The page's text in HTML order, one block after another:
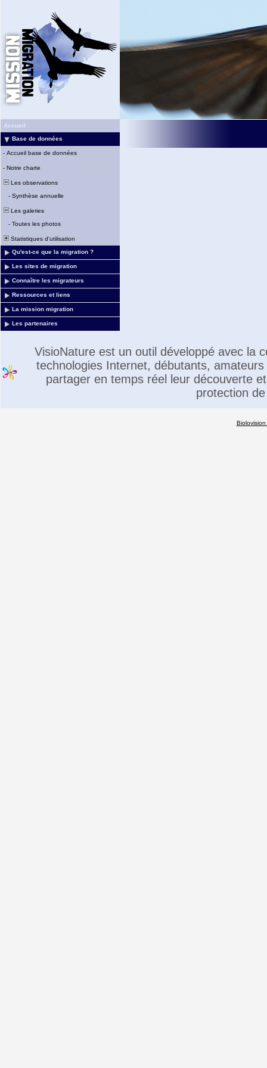
Accueil
Base de données
- Accueil base de données
- Notre charte
Les observations
- Synthèse annuelle
Les galeries
- Toutes les photos
Statistiques d'utilisation
Qu'est-ce que la migration ?
Les sites de migration
Connaître les migrateurs
Ressources et liens
La mission migration
Les partenaires
VisioNature est un outil développé avec la
technologies Internet, débutants,
partager en temps réel leur découverte
protection
Biolovision